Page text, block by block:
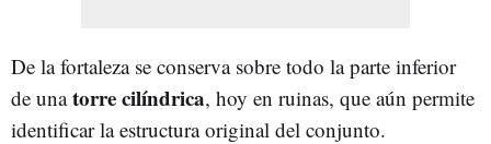
De la fortaleza se conserva sobre todo la parte inferior
de unatorre cilíndrica, hoy en ruinas, que aún permite
identificar la estructura original del conjunto.